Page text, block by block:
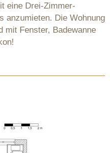
eine Drei-Zimmer-
anzumieten. Die Wohnung
mit Fenster, Badewanne